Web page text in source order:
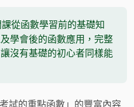
從函數學習前的基礎知
學會後的函數應用，完整
沒有基礎的初心者同樣能
試的重點函數」的豐富內容